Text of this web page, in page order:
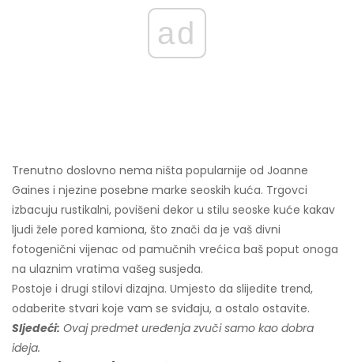
ad
Trenutno doslovno nema ništa popularnije od Joanne
Gaines i njezine posebne marke seoskih kuća. Trgovci
izbacuju rustikalni, povišeni dekor u stilu seoske kuće kakav
ljudi žele pored kamiona, što znači da je vaš divni
fotogenični vijenac od pamučnih vrećica baš poput onoga
na ulaznim vratima vašeg susjeda.
Postoje i drugi stilovi dizajna. Umjesto da slijedite trend,
odaberite stvari koje vam se sviđaju, a ostalo ostavite.
Sljedeći: Ovaj predmet uređenja zvuči samo kao dobra
ideja.